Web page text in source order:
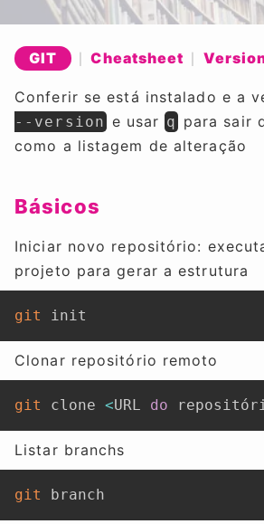
GIT Cheatsheet
Conferir se está instalado e a
--version e usar q para sair
como a listagem de alteração
Básicos
Iniciar novo repositório:
projeto para gerar a estrutura
git init
Clonar repositório remoto
git clone <URL do
Listar branchs
git branch